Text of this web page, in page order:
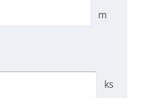
m
ks